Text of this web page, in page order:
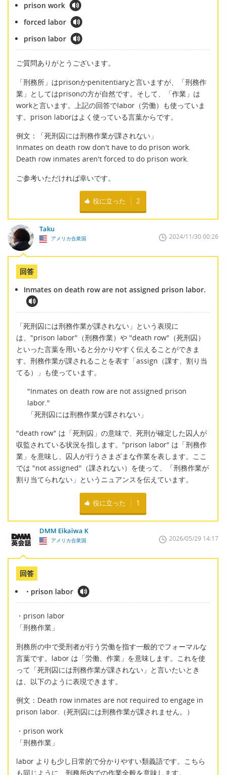
prison work
forced labor
prison labor
ご質問ありがとうございます。
「刑務所」はprisonかpenitentiaryと言いますが、「刑務作
業」としてはprisonの方が自然です。そして、「作業」は
workと言います。上記の回答でlabor（労働）も使っていま
す。prison laborはよく使っている言葉からです。
例文：「死刑囚には刑務作業が課されない」
Inmates on death row don't have to do prison work.
Death row inmates aren't forced to do prison work.
ご参考いただければ幸いです。
役に立った 2
Taku
アメリカ合衆国 2024/11/30 00:26
回答
Inmates on death row are not assigned prison labor.
「死刑囚には刑務作業が課されない」という表現に
は、"prison labor"（刑務作業）や "death row"（死刑囚）
といった言葉を用いると分かりやすく伝えることができま
す。刑務作業が課されることを表す「assign（課す、割り当
てる）」も使っています。
"Inmates on death row are not assigned prison
labor."
「死刑囚には刑務作業が課されない」
"death row" は「死刑囚」の意味で、死刑が確定した囚人が
収監されている状況を指します。"prison labor" は「刑務作
業」を意味し、囚人が行うさまざまな作業を表します。ここ
では "not assigned"（課されない）を使って、「刑務作業が
割り当てられない」というニュアンスを伝えています。
役に立った 1
DMM Eikaiwa K
アメリカ合衆国 2026/05/29 14:17
回答
・prison labor
・prison labor
「刑務作業」
刑務所の中で受刑者が行う労働を指す一般的でフォーマルな
言葉です。labor は「労働、作業」を意味します。これを使
って「死刑囚には刑務作業が課されない」と言いたいとき
は、以下のように表現できます。
例文：Death row inmates are not required to engage in
prison labor.（死刑囚には刑務作業が課されません。）
・prison work
「刑務作業」
labor よりも少し日常的で分かりやすい類義語です。こちら
も同じように、刑務所内での作業全般を意味します。